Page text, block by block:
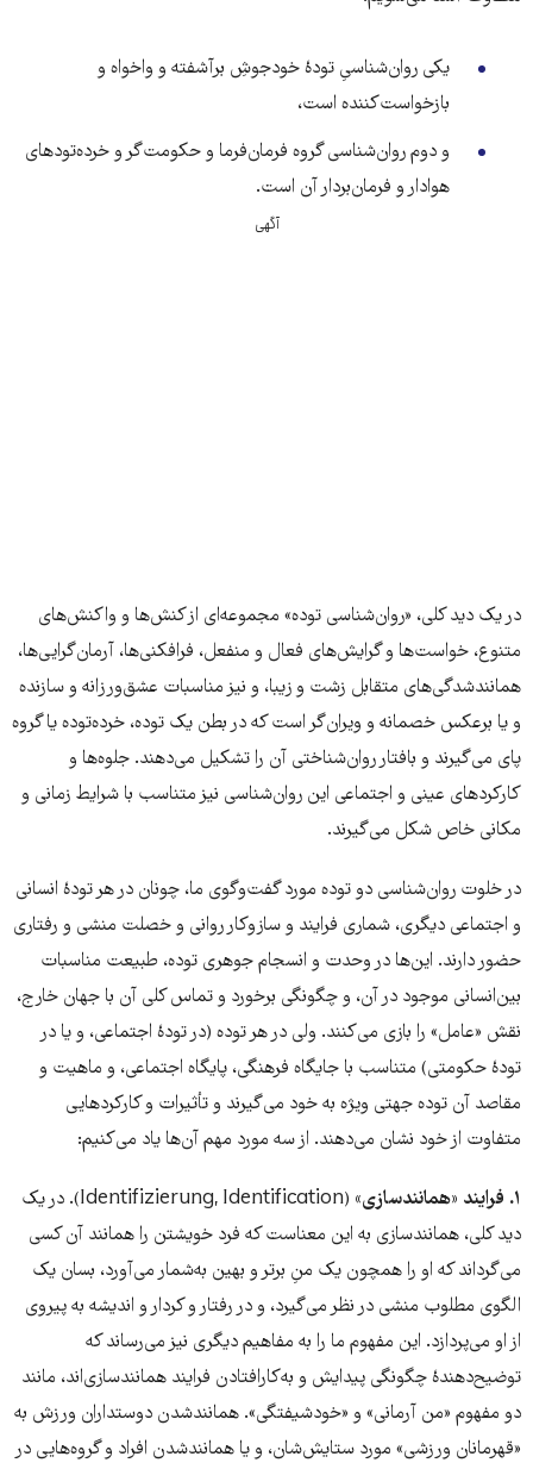
یکی روان‌شناسیِ تودۀ خودجوشِ برآشفته و واخواه و
بازخواست‌کننده است،
و دوم روان‌شناسی گروه فرمان‌فرما و حکومت‌گر و خرده‌تودهای
هوادار و فرمان‌بردار آن است.
آگهی
در یک دید کلی، «روان‌شناسی توده» مجموعه‌ای از کنش‌ها و واکنش‌های
متنوع، خواست‌ها و گرایش‌های فعال و منفعل، فرافکنی‌ها، آرمان‌گرایی‌ها،
همانندشدگی‌های متقابل زشت و زیبا، و نیز مناسبات عشق‌ورزانه و سازنده
و یا برعکس خصمانه و ویران‌گر است که در بطن یک توده، خرده‌توده یا گروه
پای می‌گیرند و بافتار روان‌شناختی آن را تشکیل می‌دهند. جلوه‌ها و
کارکردهای عینی و اجتماعی این روان‌شناسی نیز متناسب با شرایط زمانی و
مکانی خاص شکل می‌گیرند.
در خلوت روان‌شناسی دو توده مورد گفت‌وگوی ما، چونان در هر تودۀ انسانی
و اجتماعی دیگری، شماری فرایند و سازوکار روانی و خصلت منشی و رفتاری
حضور دارند. این‌ها در وحدت و انسجام جوهری توده، طبیعت مناسبات
بین‌انسانی موجود در آن، و چگونگی برخورد و تماس کلی آن با جهان خارج،
نقش «عامل» را بازی می‌کنند. ولی در هر توده (در تودۀ اجتماعی، و یا در
تودۀ حکومتی) متناسب با جایگاه فرهنگی، پایگاه اجتماعی، و ماهیت و
مقاصد آن توده جهتی ویژه به خود می‌گیرند و تأثیرات و کارکردهایی
متفاوت از خود نشان می‌دهند. از‌ سه مورد مهم آن‌ها یاد می‌کنیم‌:
۱. فرایند «همانندسازی»
(Identifizierung, Identification). در یک
دید کلی، همانندسازی به این معناست که فرد خویشتن را همانند آن کسی
می‌گرداند که او را همچون یک منِ برتر و بهین به‌شمار می‌آورد، بسان یک
الگوی مطلوب منشی در نظر می‌گیرد، و در رفتار و کردار و اندیشه به پیروی
از او می‌پردازد. این مفهوم ما را به مفاهیم دیگری نیز می‌رساند که
توضیح‌دهندۀ چگونگی پیدایش و به‌کارافتادن فرایند همانندسازی‌اند، مانند
دو مفهوم «من آرمانی» و «خودشیفتگی». همانندشدن دوستداران ورزش به
«قهرمانان ورزشی» مورد ستایش‌شان، و یا همانندشدن افراد و گروه‌هایی در